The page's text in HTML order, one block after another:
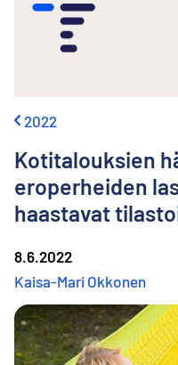
2022
Kotitalouksien
eroperheiden
haastavat
8.6.2022
Kaisa-Mari Okkonen